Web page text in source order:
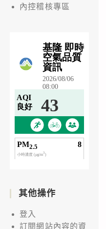
內控稽核專區
其他操作
登入
訂閱網站內容的資